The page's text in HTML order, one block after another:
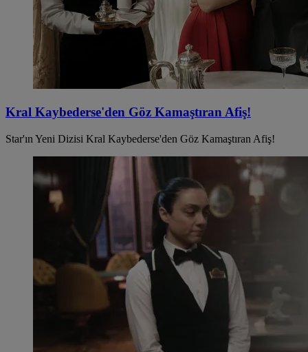
Kral Kaybederse'den Göz Kamaştıran Afiş!
Star'ın Yeni Dizisi Kral Kaybederse'den Göz Kamaştıran Afiş!